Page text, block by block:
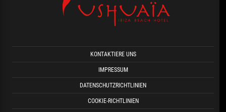
KONTAKTIERE UNS
IMPRESSUM
DATENSCHUTZRICHTLINIEN
COOKIE-RICHTLINIEN